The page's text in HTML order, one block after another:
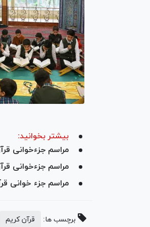
بیشتر بخوانید:
مراسم جزءخوانی
مراسم جزءخوانی
مراسم جزء خوانی
برچسب ها: قرآن کریم